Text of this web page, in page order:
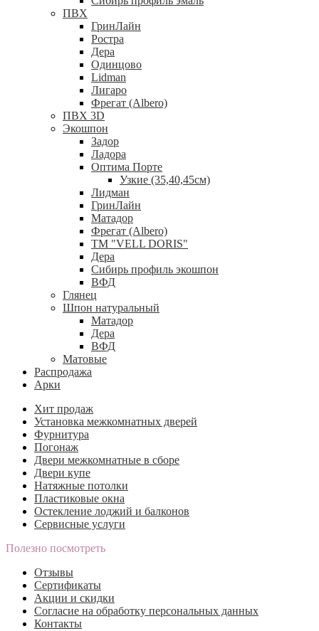
ПВХ
ГринЛайн
Ростра
Дера
Одинцово
Lidman
Лигаро
Фрегат (Albero)
ПВХ 3D
Экошпон
Задор
Ладора
Оптима Порте
Узкие (35,40,45см)
Лидман
ГринЛайн
Матадор
Фрегат (Albero)
ТМ "VELL DORIS"
Дера
Сибирь профиль экошпон
ВФД
Глянец
Шпон натуральный
Матадор
Дера
ВФД
Матовые
Распродажа
Арки
Хит продаж
Установка межкомнатных дверей
Фурнитура
Погонаж
Двери межкомнатные в сборе
Двери купе
Натяжные потолки
Пластиковые окна
Остекление лоджий и балконов
Сервисные услуги
Полезно посмотреть
Отзывы
Сертификаты
Акции и скидки
Согласие на обработку персональных данных
Контакты